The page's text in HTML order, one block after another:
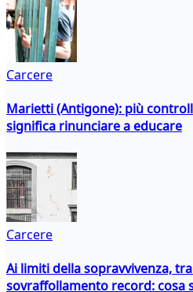
Carcere
Marietti (Antigone): più
significa rinunciare a educare
Carcere
Ai limiti della sopravvivenza,
sovraffollamento record: cosa